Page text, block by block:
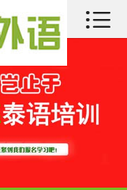
 机构首页
课程设置
学员见证
